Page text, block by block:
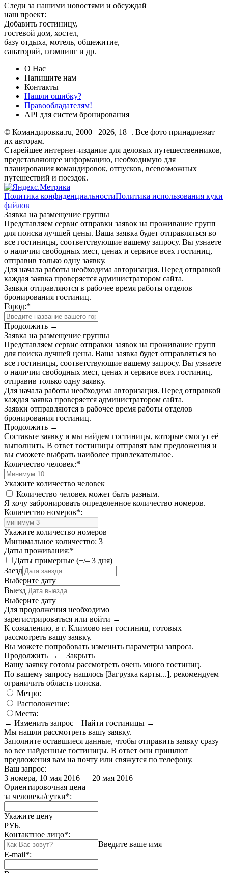
Следи за нашими новостями и обсуждай
наш проект:
Добавить гостиницу,
гостевой дом, хостел,
базу отдыха, мотель, общежитие,
санаторий, глэмпинг и др.
О Нас
Напишите нам
Контакты
Нашли ошибку?
Правообладателям!
API для систем бронирования
© Командировка.ru, 2000 –2026, 18+. Все фото принадлежат
их авторам.
Старейшее интернет-издание для деловых путешественников,
представляющее информацию, необходимую для
планирования командировок, отпусков, всевозможных
путешествий и поездок.
Политика конфиденциальностиПолитика использования куки
файлов
Заявка на размещение группы
Представляем сервис отправки заявок на проживание групп
для поиска лучшей цены. Ваша заявка будет отправляться во
все гостиницы, соответствующие вашему запросу. Вы узнаете
о наличии свободных мест, ценах и сервисе всех гостиниц,
отправив только одну заявку.
Для начала работы необходима авторизация. Перед отправкой
каждая заявка проверяется администратором сайта.
Заявки отправляются в рабочее время работы отделов
бронирования гостиниц.
Город:*
Продолжить →
Заявка на размещение группы
Представляем сервис отправки заявок на проживание групп
для поиска лучшей цены. Ваша заявка будет отправляться во
все гостиницы, соответствующие вашему запросу. Вы узнаете
о наличии свободных мест, ценах и сервисе всех гостиниц,
отправив только одну заявку.
Для начала работы необходима авторизация. Перед отправкой
каждая заявка проверяется администратором сайта.
Заявки отправляются в рабочее время работы отделов
бронирования гостиниц.
Продолжить →
Составьте заявку и мы найдем гостиницы, которые смогут её
выполнить. В ответ гостиницы отправят вам предложения и
вы сможете выбрать наиболее привлекательное.
Количество человек:*
Укажите количество человек
Количество человек может быть разным.
Я хочу забронировать определенное количество номеров.
Количество номеров*:
Укажите количество номеров
Минимальное количество: 3
Даты проживания:*
Даты примерные (+/– 3 дня)
Заезд
Выберите дату
Выезд
Выберите дату
Для продолжения необходимо
зарегистрироваться или войти →
К сожалению, в г. Климово нет гостиниц, готовых
рассмотреть вашу заявку.
Вы можете попробовать изменить параметры запроса.
Продолжить →
Закрыть
Вашу заявку готовы рассмотреть очень много гостиниц.
По вашему запросу нашлось [Загрузка карты...], рекомендуем
ограничить область поиска.
Метро:
Расположение:
Места:
← Изменить запрос
Найти гостиницы →
Мы нашли рассмотреть вашу заявку.
Заполните оставшиеся данные, чтобы отправить заявку сразу
во все найденные гостиницы. В ответ они пришлют
предложения вам на почту или свяжутся по телефону.
Ваш запрос:
3 номера, 10 мая 2016 — 20 мая 2016
Ориентировочная цена
за человека/сутки*:
Укажите цену
РУБ.
Контактное лицо*:
Введите ваше имя
E-mail*: